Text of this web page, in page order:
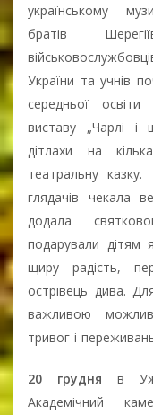
українському
братів
України та учнів
середньої
виставу „Чарлі і
дітлахи на
театральну
глядачів чекала
додала
подарували дітям
щиру радість,
острівець дива.
важливою
тривог і
20 грудня в
Академічний